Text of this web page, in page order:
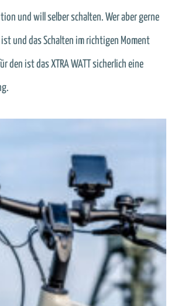
und will selber schalten. Wer aber gerne
und das Schalten im richtigen Moment
den ist das XTRA WATT sicherlich eine